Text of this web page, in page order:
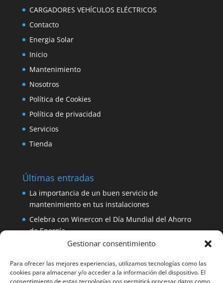
Gestionar consentimiento
Para ofrecer las mejores experiencias, utilizamos tecnologías como las
cookies para almacenar y/o acceder a la información del dispositivo. El
consentimiento de estas tecnologías nos permitirá procesar datos como
CARGADORES VEHÍCULOS ELÉCTRICOS
Contacto
Energia Solar
Inicio
Mantenimiento
Nosotros
Política de Cookies
Política de privacidad
Servicios
Tienda
Últimas entradas
La importancia de un buen servicio de
mantenimiento en tus instalaciones
Celebra con Winercon el Día Mundial del Ahorro
de Energía
Placa solar 330W 24V Amerisolar por sólo 137
iDialog: protege tus equipos con un SAI de fácil